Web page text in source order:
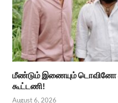
மீண்டும் இணையும் டொவினோ
கூட்டணி!
August 6, 2026